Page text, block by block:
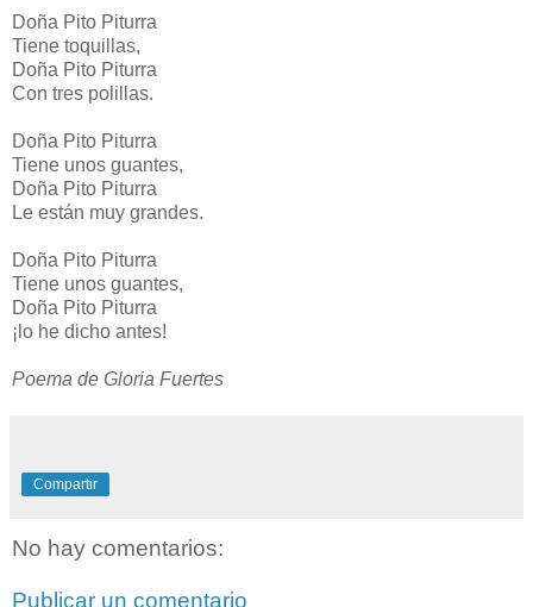
Doña Pito Piturra
Tiene toquillas,
Doña Pito Piturra
Con tres polillas.
Doña Pito Piturra
Tiene unos guantes,
Doña Pito Piturra
Le están muy grandes.
Doña Pito Piturra
Tiene unos guantes,
Doña Pito Piturra
¡lo he dicho antes!
Poema de Gloria Fuertes
Compartir
No hay comentarios:
Publicar un comentario